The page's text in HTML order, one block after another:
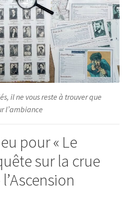
il ne vous reste à trouver que
l’ambiance
pour « Le
sur la crue